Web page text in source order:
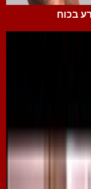
בכוח